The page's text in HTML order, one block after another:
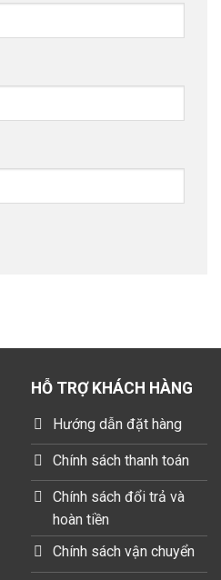
HỖ TRỢ KHÁCH HÀNG
Hướng dẫn đặt hàng
Chính sách thanh toán
Chính sách đổi trả và
hoàn tiền
Chính sách vận chuyển